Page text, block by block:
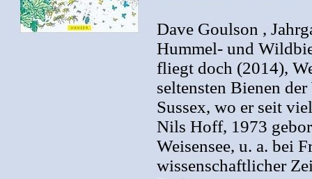
Dave Goulson ,
Hummel- und
fliegt doch (2014),
seltensten Bienen
Sussex, wo er seit
Nils Hoff, 1973
Weisensee, u. a. bei
wissenschaftlicher